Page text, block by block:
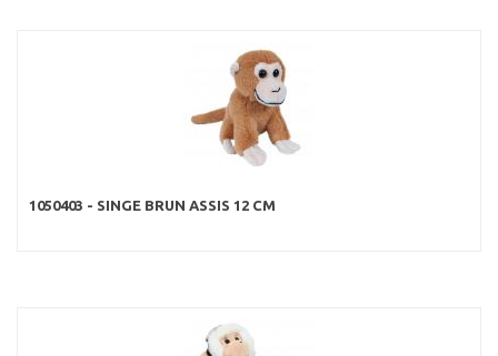
1050403 - SINGE BRUN ASSIS 12 CM